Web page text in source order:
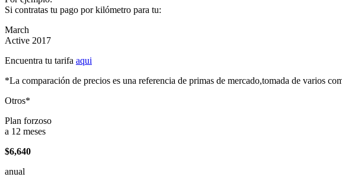
Si contratas tu pago por kilómetro para tu:
March
Active 2017
Encuentra tu tarifa aqui
*La comparación de precios es una referencia de primas de mercado,tomada de varios
Otros*
Plan forzoso
a 12 meses
$6,640
anual